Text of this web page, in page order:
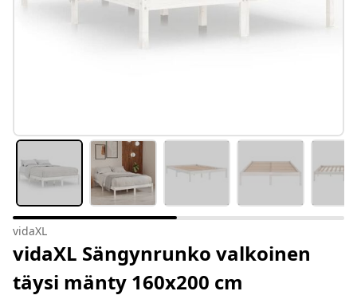
vidaXL
vidaXL Sängynrunko valkoinen
täysi mänty 160x200 cm